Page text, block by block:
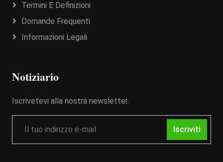
Termini E Definizioni
Domande Frequenti
Informazioni Legali
Notiziario
Iscrivetevi alla nostra newsletter.
Iscriviti